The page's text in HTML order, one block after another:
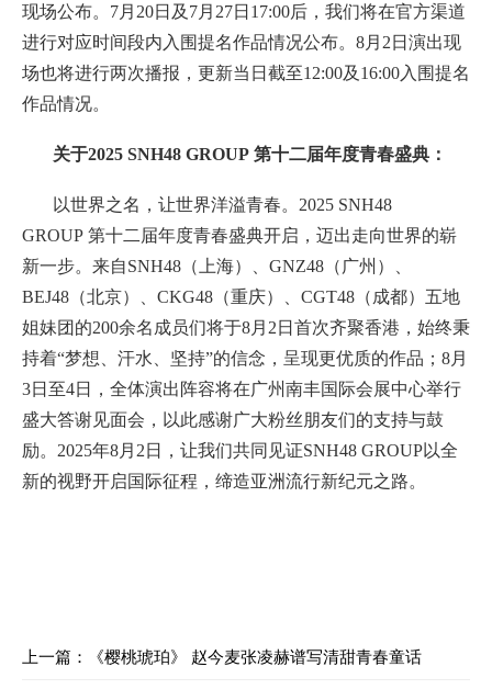
现场公布。7月20日及7月27日17:00后，我们将在官方渠道
进行对应时间段内入围提名作品情况公布。8月2日演出现
场也将进行两次播报，更新当日截至12:00及16:00入围提名
作品情况。
关于2025 SNH48 GROUP 第十二届年度青春盛典：
以世界之名，让世界洋溢青春。2025 SNH48
GROUP 第十二届年度青春盛典开启，迈出走向世界的崭
新一步。来自SNH48（上海）、GNZ48（广州）、
BEJ48（北京）、CKG48（重庆）、CGT48（成都）五地
姐妹团的200余名成员们将于8月2日首次齐聚香港，始终秉
持着“梦想、汗水、坚持”的信念，呈现更优质的作品；8月
3日至4日，全体演出阵容将在广州南丰国际会展中心举行
盛大答谢见面会，以此感谢广大粉丝朋友们的支持与鼓
励。2025年8月2日，让我们共同见证SNH48 GROUP以全
新的视野开启国际征程，缔造亚洲流行新纪元之路。
上一篇：《樱桃琥珀》 赵今麦张凌赫谱写清甜青春童话